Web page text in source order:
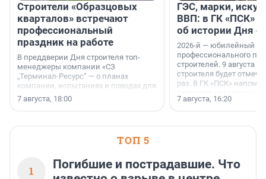
Строители «Образцовых
кварталов» встречают
профессиональный
праздник на работе
В преддверии Дня строителя топ-
менеджеры компании «СЗ
„Терминал-Ресурс“ — о планах
компании, испытаниях и поводах для
осторожного оптимизма.
7 августа, 18:00
ГЭС, марки,
ВВП: в ГК «ПСК»
об истории Дня
2026-й — юбилейный
профессионального
строителей. 9 августа
строителя будет
раз. В ГК «ПСК»
поменялась роль
7 августа, 16:20
ТОП 5
1
Погибшие и пострадавшие. Что